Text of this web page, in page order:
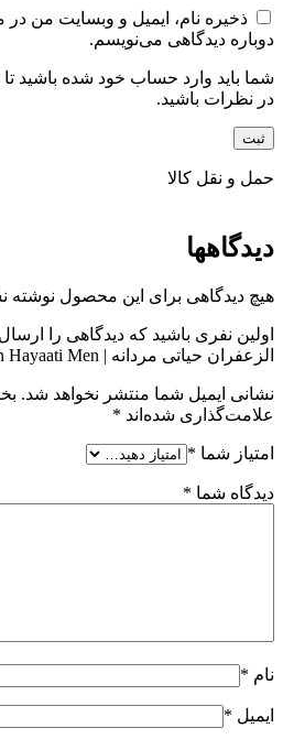
ذخیره نام، ایمیل و وبسایت من
دوباره دیدگاهی می‌نویسم.
شما باید وارد حساب خود شده باشید تا
در نظرات باشید.
حمل و نقل کالا
دیدگاهها
هیچ دیدگاهی برای این محصول
اولین نفری باشید که دیدگاهی را
الزعفران حیاتی مردانه | Ard Al Zaafaran Hayaati Men”
نشانی ایمیل شما منتشر نخواهد شد.
علامت‌گذاری شده‌اند *
امتیاز شما *
دیدگاه شما *
نام *
ایمیل *